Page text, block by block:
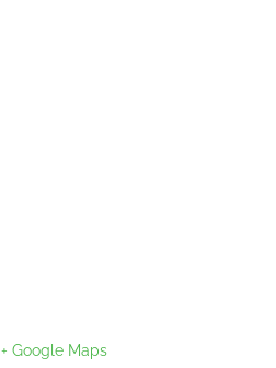
+ Google Maps